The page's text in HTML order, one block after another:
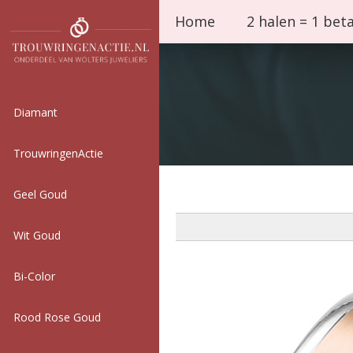
Diamant
TrouwringenActie
Geel Goud
Wit Goud
Bi-Color
Rood Rose Goud
Home 2 halen = 1